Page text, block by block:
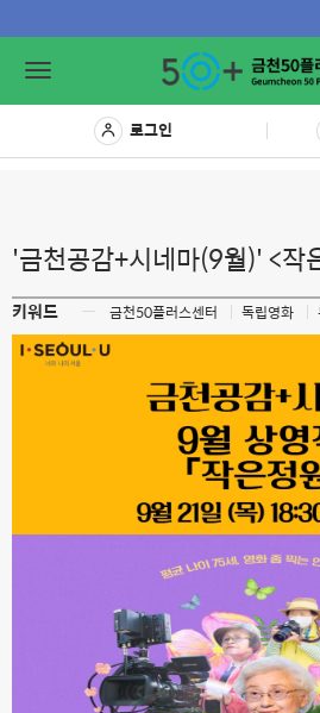
Toggle
로그인
'금천공감+시네마(9월)' <작
키워드 ㅡ 금천50플러스센터 독립영화